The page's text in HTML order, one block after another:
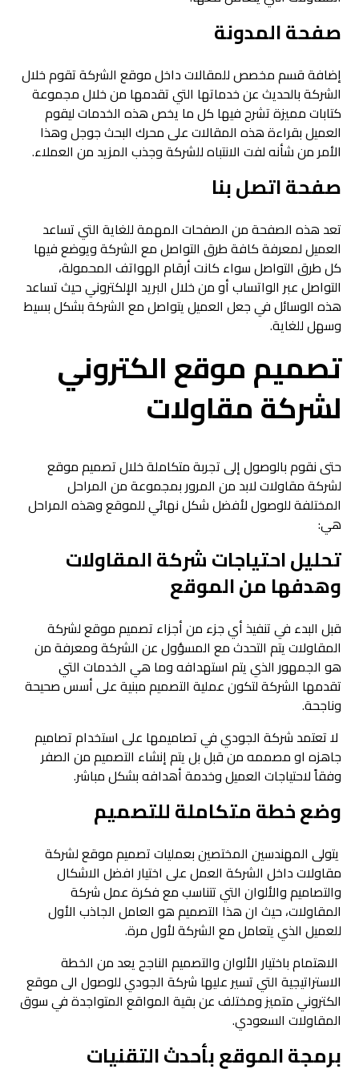
صفحة المدونة
إضافة قسم مخصص للمقالات داخل موقع الشركة تقوم خلال
الشركة بالحديث عن خدماتها التي تقدمها من خلال مجموعة
كتابات مميزة تشرح فيها كل ما يخص هذه الخدمات ليقوم
العميل بقراءة هذه المقالات على محرك البحث جوجل وهذا
الأمر من شأنه لفت الانتباه للشركة وجذب المزيد من العملاء.
صفحة اتصل بنا
تعد هذه الصفحة من الصفحات المهمة للغاية التي تساعد
العميل لمعرفة كافة طرق التواصل مع الشركة ويوضع فيها
كل طرق التواصل سواء كانت أرقام الهواتف المحمولة،
التواصل عبر الواتساب أو من خلال البريد الإلكتروني حيث تساعد
هذه الوسائل في جعل العميل يتواصل مع الشركة بشكل بسيط
وسهل للغاية.
تصميم موقع الكتروني
لشركة مقاولات
حتى نقوم بالوصول إلى تجربة متكاملة خلال تصميم موقع
لشركة مقاولات لابد من المرور بمجموعة من المراحل
المختلفة للوصول لأفضل شكل نهائي للموقع وهذه المراحل
هي:
تحليل احتياجات شركة المقاولات
وهدفها من الموقع
قبل البدء في تنفيذ أي جزء من أجزاء تصميم موقع لشركة
المقاولات يتم التحدث مع المسؤول عن الشركة ومعرفة من
هو الجمهور الذي يتم استهدافه وما هي الخدمات التي
تقدمها الشركة لتكون عملية التصميم مبنية على أسس صحيحة
وناجحة.
لا تعتمد شركة الجودي في تصاميمها على استخدام تصاميم
جاهزه او مصممه من قبل بل يتم إنشاء التصميم من الصفر
وفقاً لاحتياجات العميل وخدمة أهدافه بشكل مباشر.
وضع خطة متكاملة للتصميم
يتولى المهندسين المختصين بعمليات تصميم موقع لشركة
مقاولات داخل الشركة العمل على اختيار افضل الاشكال
والتصاميم والألوان التي تتناسب مع فكرة عمل شركة
المقاولات، حيث ان هذا التصميم هو العامل الجاذب الأول
للعميل الذي يتعامل مع الشركة لأول مرة.
الاهتمام باختيار الألوان والتصميم الناجح يعد من الخطة
الاستراتيجية التي تسير عليها شركة الجودي للوصول الى موقع
الكتروني متميز ومختلف عن بقية المواقع المتواجدة في سوق
المقاولات السعودي.
برمجة الموقع بأحدث التقنيات